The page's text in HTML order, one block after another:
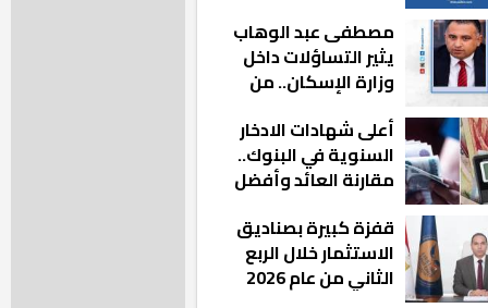
مصطفى عبد الوهاب
يثير التساؤلات داخل
وزارة الإسكان.. من
المناصب؟
أعلى شهادات الادخار
السنوية في البنوك..
مقارنة العائد وأفضل
قفزة كبيرة بصناديق
الاستثمار خلال الربع
الثاني من عام 2026